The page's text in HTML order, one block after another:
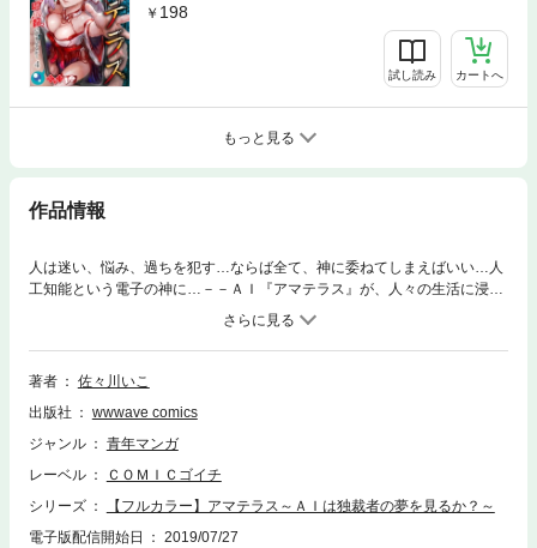
198
試し読み カートへ
もっと見る
作品情報
人は迷い、悩み、過ちを犯す…ならば全て、神に委ねてしまえばいい…人
工知能という電子の神に…－－ＡＩ『アマテラス』が、人々の生活に浸透
し、国政にまで導入された近未来。暮らしは便利になりつつも、主人公・
神代はＡＩに支配されつつある世の中の空気に疑問を感じていた。だがそ
んな懸念をよそに、学校では進路指導にアマテラスが導入され、生徒の適
正を診断し、将来を決めることになってしまった…！診断結果に一喜一憂
下され…
著者
佐々川いこ
出版社
wwwave comics
ジャンル
青年マンガ
レーベル
ＣＯＭＩＣゴイチ
シリーズ
【フルカラー】アマテラス～ＡＩは独裁者の夢を見るか？～
電子版配信開始日
2019/07/27